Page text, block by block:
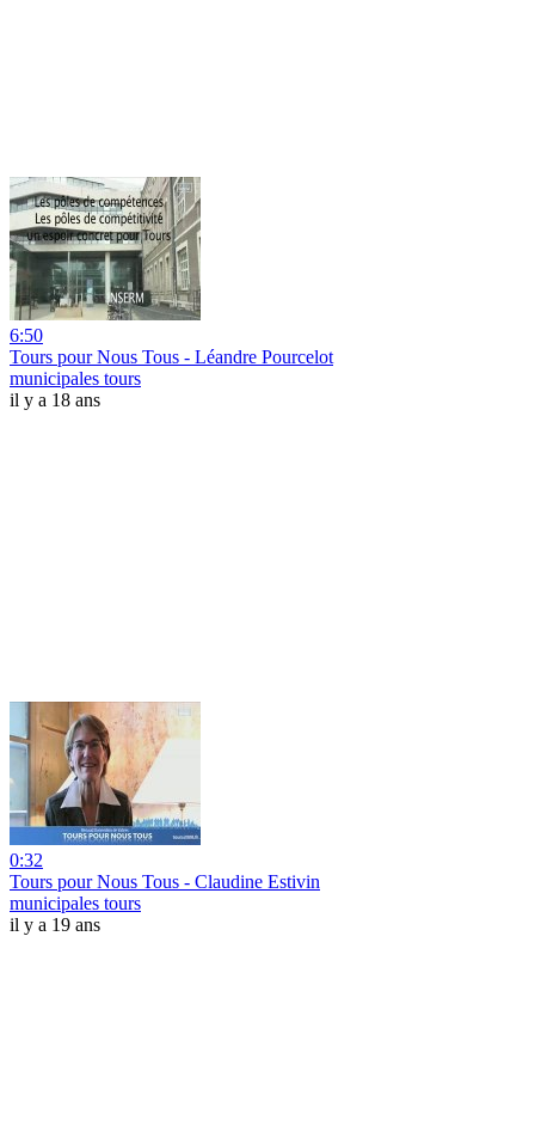
6:50
Tours pour Nous Tous - Léandre Pourcelot
municipales tours
il y a 18 ans
0:32
Tours pour Nous Tous - Claudine Estivin
municipales tours
il y a 19 ans